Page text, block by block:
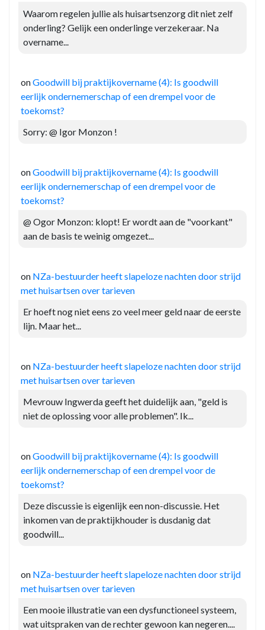
Waarom regelen jullie als huisartsenzorg dit niet zelf
onderling? Gelijk een onderlinge verzekeraar. Na
overname...
onGoodwill bij praktijkovername (4): Is goodwill
eerlijk ondernemerschap of een drempel voor de
toekomst?
Sorry: @ Igor Monzon !
onGoodwill bij praktijkovername (4): Is goodwill
eerlijk ondernemerschap of een drempel voor de
toekomst?
@ Ogor Monzon: klopt! Er wordt aan de "voorkant"
aan de basis te weinig omgezet...
on NZa-bestuurder heeft slapeloze nachten door strijd
met huisartsen over tarieven
Er hoeft nog niet eens zo veel meer geld naar de eerste
lijn. Maar het...
on NZa-bestuurder heeft slapeloze nachten door strijd
met huisartsen over tarieven
Mevrouw Ingwerda geeft het duidelijk aan, "geld is
niet de oplossing voor alle problemen". Ik...
onGoodwill bij praktijkovername (4): Is goodwill
eerlijk ondernemerschap of een drempel voor de
toekomst?
Deze discussie is eigenlijk een non-discussie. Het
inkomen van de praktijkhouder is dusdanig dat
goodwill...
on NZa-bestuurder heeft slapeloze nachten door strijd
met huisartsen over tarieven
Een mooie illustratie van een dysfunctioneel systeem,
wat uitspraken van de rechter gewoon kan negeren....